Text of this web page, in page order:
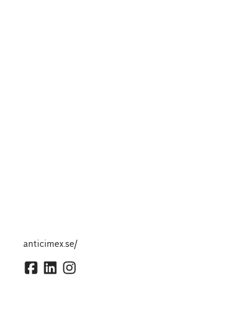
anticimex.se/